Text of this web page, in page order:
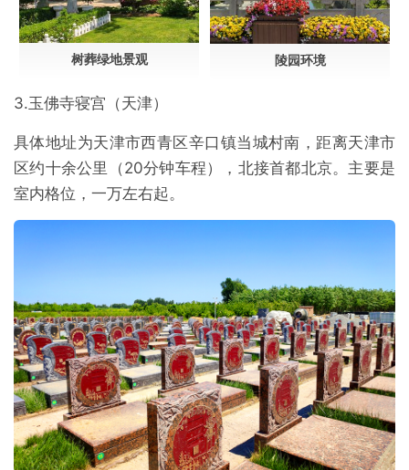
树葬绿地景观 陵园环境
3.玉佛寺寝宫（天津）
具体地址为天津市西青区辛口镇当城村南，距离天津市
区约十余公里（20分钟车程），北接首都北京。主要是
室内格位，一万左右起。